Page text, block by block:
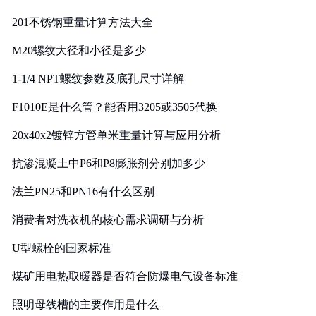
201不锈钢重量计算方法大全
M20螺纹大径和小径是多少
1-1/4 NPT螺纹参数及底孔尺寸详解
F1010E是什么管？能否用3205或3505代换
20x40x2镀锌方管单米重量计算与应用分析
抗渗混凝土中P6和P8膨胀剂分别加多少
法兰PN25和PN16有什么区别
消费者对洗衣机的核心需求调研与分析
U型螺栓的国家标准
煤矿用电热取暖器是否符合防爆电气设备标准
照明母线槽的主要作用是什么